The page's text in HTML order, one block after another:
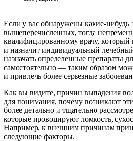
Если у вас обнаружены какие-нибудь
вышеперечисленных, тогда
квалифицированному врачу, который
и назначит индивидуальный
назначать определенные препараты
самостоятельно — таким образом
и привлечь более серьезные
Как вы видите, причин выпадения
для понимания, почему возникают
более детально и тщательно
которые провоцируют ломкость,
Например, к внешним причинам
следующие факторы.